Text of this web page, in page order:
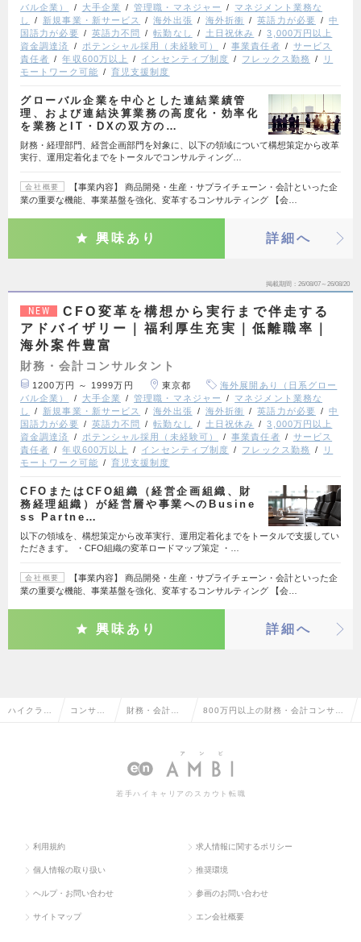
バル企業）
大手企業 管理職・マネジャー
マネジメント業務な
し
新規事業・新サービス 海外出張 海外折衝 英語力が必要
中
国語力が必要
英語力不問 転勤なし 土日祝休み
3,000万円以上
資金調達済
ポテンシャル採用（未経験可） 事業責任者
サービス
責任者
年収600万以上 インセンティブ制度 フレックス勤務
リ
モートワーク可能
育児支援制度
グローバル企業を中心とした連結業績管
理、および連結決算業務の高度化・効率化
を業務とIT・DXの双方の…
財務・経理部門、経営企画部門を対象に、以下の領域について構想策定から改革
実行、運用定着化までをトータルでコンサルティング…
会社概要
【事業内容】 商品開発・生産・サプライチェーン・会計といった企
業の重要な機能、事業基盤を強化、変革するコンサルティング 【会…
興味あり 詳細へ
掲載期間 26/08/07～26/08/20
NEW
CFO変革を構想から実行まで伴走する
アドバイザリー｜福利厚生充実｜低離職率｜
海外案件豊富
財務・会計コンサルタント
1200万円 ～ 1999万円 東京都
海外展開あり（日系グロー
バル企業）
大手企業 管理職・マネジャー
マネジメント業務な
し
新規事業・新サービス 海外出張 海外折衝 英語力が必要
中
国語力が必要
英語力不問 転勤なし 土日祝休み
3,000万円以上
資金調達済
ポテンシャル採用（未経験可） 事業責任者
サービス
責任者
年収600万以上 インセンティブ制度 フレックス勤務
リ
モートワーク可能
育児支援制度
CFOまたはCFO組織（経営企画組織、財
務経理組織）が経営層や事業へのBusine
ss Partne…
以下の領域を、構想策定から改革実行、運用定着化までをトータルで支援してい
ただきます。 ・CFO組織の変革ロードマップ策定 ・…
会社概要
【事業内容】 商品開発・生産・サプライチェーン・会計といった企
業の重要な機能、事業基盤を強化、変革するコンサルティング 【会…
興味あり 詳細へ
ハイクラス コンサル 財務・会計コ 800万円以上の財務・会計コンサル
若手ハイキャリアのスカウト転職
利用規約 求人情報に関するポリシー
個人情報の取り扱い 推奨環境
ヘルプ・お問い合わせ 参画のお問い合わせ
サイトマップ エン会社概要